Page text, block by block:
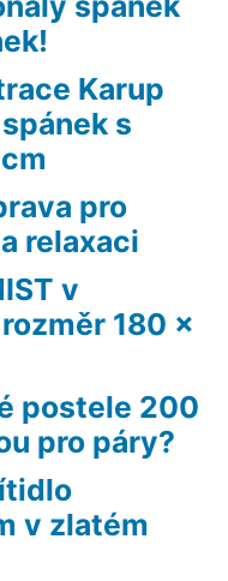
Karup
s
pro
relaxaci
v
180 x
postele 200
pro páry?
v zlatém